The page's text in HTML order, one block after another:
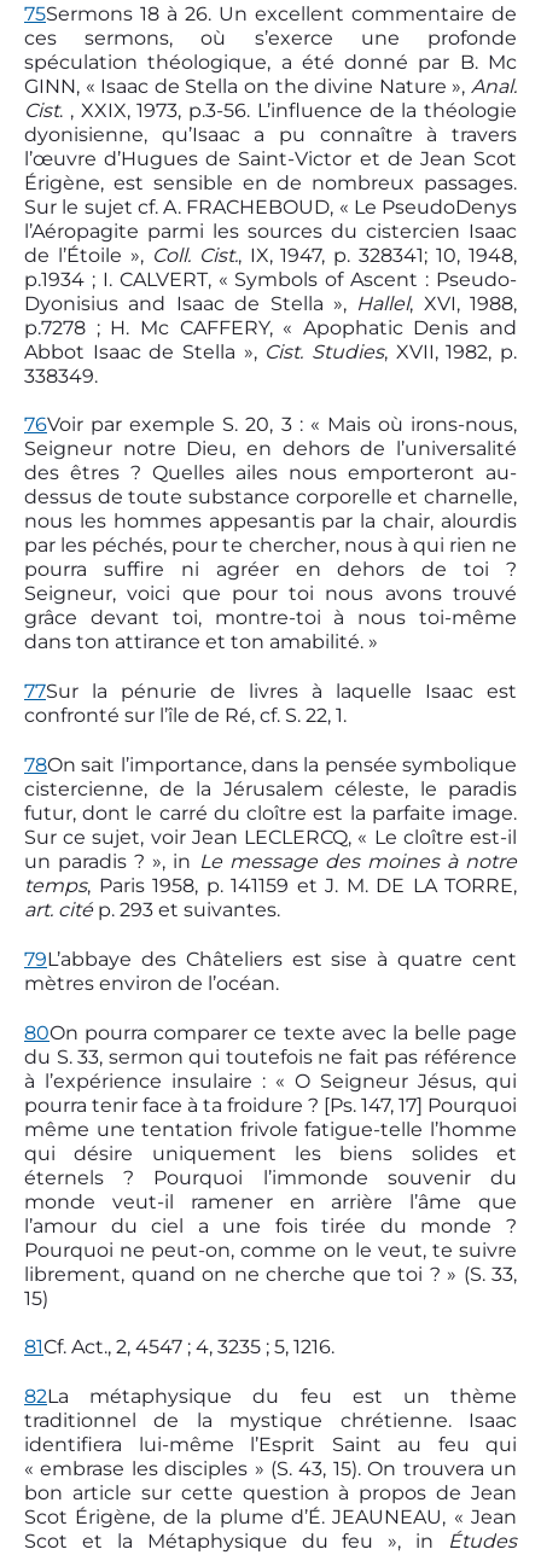
75Sermons 18 à 26. Un excellent commentaire de
ces sermons, où s’exerce une profonde
spéculation théologique, a été donné par B. Mc
GINN, « Isaac de Stella on the divine Nature », Anal.
Cist. , XXIX, 1973, p.3-56. L’influence de la théologie
dyonisienne, qu’Isaac a pu connaître à travers
l’œuvre d’Hugues de Saint-Victor et de Jean Scot
Érigène, est sensible en de nombreux passages.
Sur le sujet cf. A. FRACHEBOUD, « Le Pseudo­Denys
l’Aéropagite parmi les sources du cistercien Isaac
de l’Étoile », Coll. Cist., IX, 1947, p. 328­341; 10, 1948,
p.19­34 ; I. CALVERT, « Symbols of Ascent : Pseudo­
Dyonisius and Isaac de Stella », Hallel, XVI, 1988,
p.72­78 ; H. Mc CAFFERY, « Apophatic Denis and
Abbot Isaac de Stella », Cist. Studies, XVII, 1982, p.
338­349.
76Voir par exemple S. 20, 3 : « Mais où irons-nous,
Seigneur notre Dieu, en dehors de l’universalité
des êtres ? Quelles ailes nous emporteront au-
dessus de toute substance corporelle et charnelle,
nous les hommes appesantis par la chair, alourdis
par les péchés, pour te chercher, nous à qui rien ne
pourra suffire ni agréer en dehors de toi ?
Seigneur, voici que pour toi nous avons trouvé
grâce devant toi, montre-toi à nous toi-même
dans ton attirance et ton amabilité. »
77Sur la pénurie de livres à laquelle Isaac est
confronté sur l’île de Ré, cf. S. 22, 1.
78On sait l’importance, dans la pensée symbolique
cistercienne, de la Jérusalem céleste, le paradis
futur, dont le carré du cloître est la parfaite image.
Sur ce sujet, voir Jean LECLERCQ, « Le cloître est-il
un paradis ? », in Le message des moines à notre
temps, Paris 1958, p. 141­159 et J. M. DE LA TORRE,
art. citép. 293 et suivantes.
79L’abbaye des Châteliers est sise à quatre cent
mètres environ de l’océan.
80On pourra comparer ce texte avec la belle page
du S. 33, sermon qui toutefois ne fait pas référence
à l’expérience insulaire : « O Seigneur Jésus, qui
pourra tenir face à ta froidure ? [Ps. 147, 17] Pourquoi
même une tentation frivole fatigue-telle l’homme
qui désire uniquement les biens solides et
éternels ? Pourquoi l’immonde souvenir du
monde veut-il ramener en arrière l’âme que
l’amour du ciel a une fois tirée du monde ?
Pourquoi ne peut-on, comme on le veut, te suivre
librement, quand on ne cherche que toi ? » (S. 33,
15)
81Cf. Act., 2, 45­47 ; 4, 32­35 ; 5, 12­16.
82La métaphysique du feu est un thème
traditionnel de la mystique chrétienne. Isaac
identifiera lui-même l’Esprit Saint au feu qui
« embrase les disciples » (S. 43, 15). On trouvera un
bon article sur cette question à propos de Jean
Scot Érigène, de la plume d’É. JEAUNEAU, « Jean
Scot et la Métaphysique du feu », in
Études